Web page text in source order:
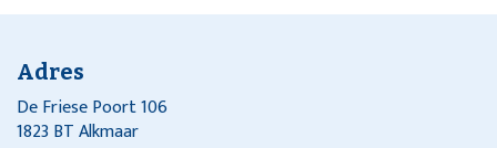
Adres
De Friese Poort 106
1823 BT Alkmaar